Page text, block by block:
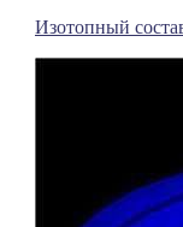
Изотопный